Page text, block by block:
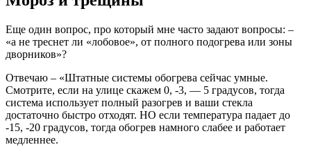
Еще один вопрос, про который мне часто задают вопросы: –
«а не треснет ли «лобовое», от полного подогрева или зоны
дворников»?
Отвечаю – «Штатные системы обогрева сейчас умные.
Смотрите, если на улице скажем 0, -3, — 5 градусов, тогда
система использует полный разогрев и ваши стекла
достаточно быстро отходят. НО если температура падает до
-15, -20 градусов, тогда обогрев намного слабее и работает
медленнее.